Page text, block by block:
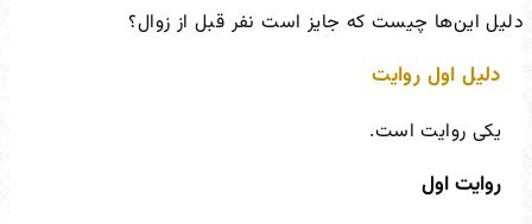
دلیل این‌ها چیست که جایز است نفر قبل از زوال؟
دلیل اول روایت
یکی روایت است.
روایت اول